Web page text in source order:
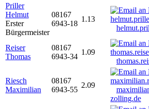
Priller
Helmut
Erster
Bürgermeister
08167
6943-18
1.13
Reiser
Thomas
08167
6943-34
1.09
Riesch
Maximilian
08167
6943-55
2.09
zolling.de